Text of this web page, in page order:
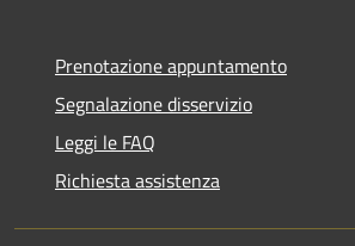
Prenotazione appuntamento
Segnalazione disservizio
Leggi le FAQ
Richiesta assistenza